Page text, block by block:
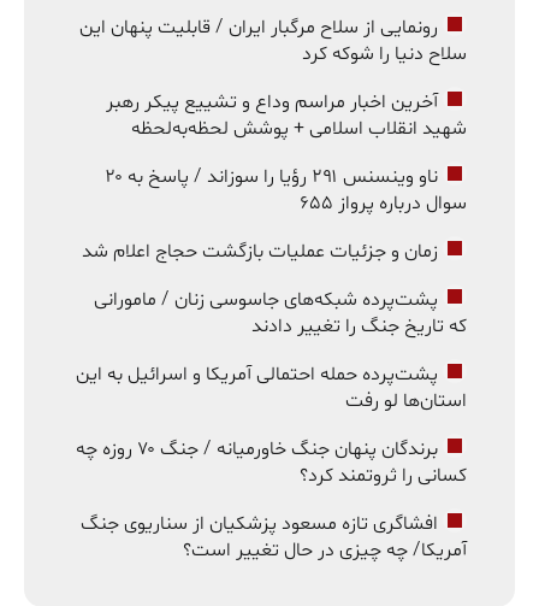
رونمایی از سلاح مرگبار ایران / قابلیت پنهان این
سلاح دنیا را شوکه کرد
آخرین اخبار مراسم وداع و تشییع پیکر رهبر
شهید انقلاب اسلامی + پوشش لحظه‌به‌لحظه
ناو وینسنس ۲۹۱ رؤیا را سوزاند / پاسخ به ۲۰
سوال درباره پرواز ۶۵۵
زمان و جزئیات عملیات بازگشت حجاج اعلام شد
پشت‌پرده شبکه‌های جاسوسی زنان / مامورانی
که تاریخ جنگ را تغییر دادند
پشت‌پرده حمله احتمالی آمریکا و اسرائیل به این
استان‌ها لو رفت
برندگان پنهان جنگ خاورمیانه / جنگ ۷۰ روزه چه
کسانی را ثروتمند کرد؟
افشاگری تازه مسعود پزشکیان از سناریوی جنگ
آمریکا/ چه چیزی در حال تغییر است؟